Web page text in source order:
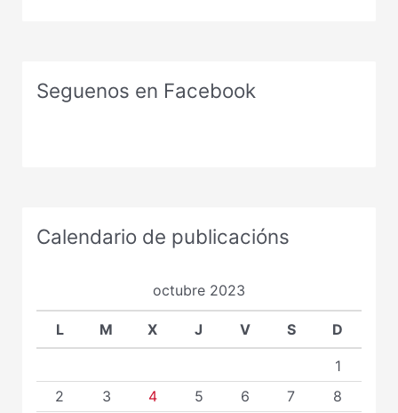
Seguenos en Facebook
Calendario de publicacións
octubre 2023
L M X J V S D
1
2
3 4 5 6 7
8